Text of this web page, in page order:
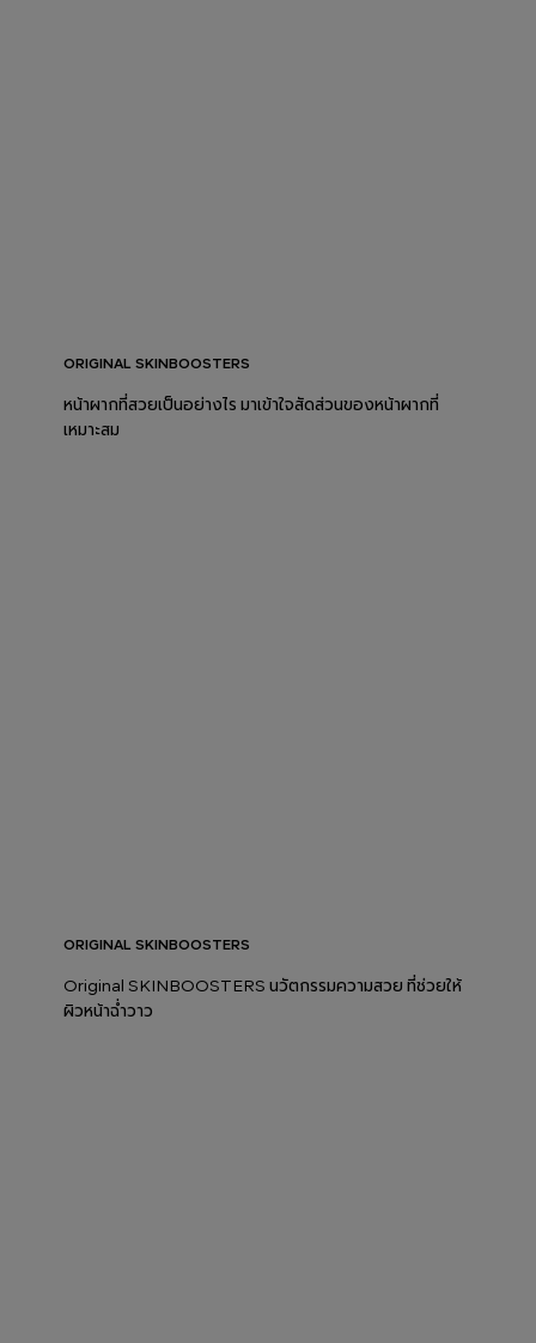
ORIGINAL SKINBOOSTERS
หน้าผากที่สวยเป็นอย่างไร มาเข้าใจสัดส่วนของหน้าผากที่
เหมาะสม
ORIGINAL SKINBOOSTERS
Original SKINBOOSTERS นวัตกรรมความสวย ที่ช่วยให้
ผิวหน้าฉ่ำวาว